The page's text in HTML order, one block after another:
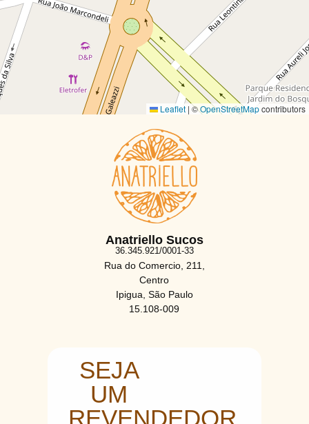
Leaflet | ©OpenStreetMapcontributors
Anatriello Sucos
36.345.921/0001-33
Rua do Comercio, 211,
Centro
Ipigua, São Paulo
15.108-009
SEJA
UM
REVENDEDOR